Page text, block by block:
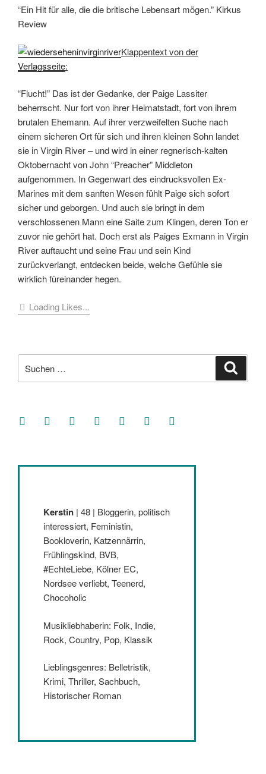
“Ein Hit für alle, die die britische Lebensart mögen.” Kirkus
Review
Klappentext von der
Verlagsseite:
“Flucht!” Das ist der Gedanke, der Paige Lassiter
beherrscht. Nur fort von ihrer Heimatstadt, fort von ihrem
brutalen Ehemann. Auf ihrer verzweifelten Suche nach
einem sicheren Ort für sich und ihren kleinen Sohn landet
sie in Virgin River – und wird in einer regnerisch-kalten
Oktobernacht von John “Preacher” Middleton
aufgenommen. In Gegenwart des eindrucksvollen Ex-
Marines mit dem sanften Wesen fühlt Paige sich sofort
sicher und geborgen. Und auch sie bringt in dem
verschlossenen Mann eine Saite zum Klingen, deren Ton er
zuvor nie gehört hat. Doch erst als Paiges Exmann in Virgin
River auftaucht und seine Frau und sein Kind
zurückverlangt, entdecken beide, welche Gefühle sie
wirklich füreinander hegen.
Loading Likes...
nach:
facebooksoundcloud
twitter mastodoninstagramthreads goodreads
Kerstin | 48 | Bloggerin, politisch
interessiert, Feministin,
Bookloverin, Katzennärrin,
Frühlingskind, BVB,
#EchteLiebe, Kölner EC,
Nordsee verliebt, Teenerd,
Chocoholic
Musikliebhaberin: Folk, Indie,
Rock, Country, Pop, Klassik
Lieblingsgenres: Belletristik,
Krimi, Thriller, Sachbuch,
Historischer Roman